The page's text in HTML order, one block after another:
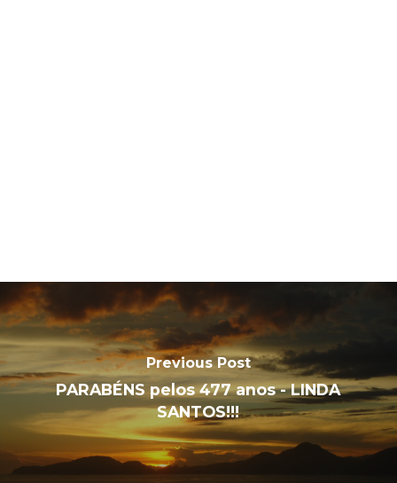
Previous Post
PARABÉNS pelos 477 anos - LINDA
SANTOS!!!